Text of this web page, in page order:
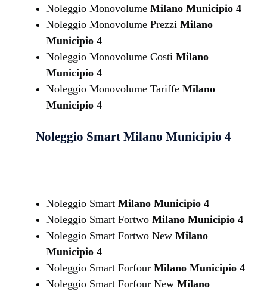
Noleggio Monovolume Milano Municipio 4
Noleggio Monovolume Prezzi Milano
Municipio 4
Noleggio Monovolume Costi Milano
Municipio 4
Noleggio Monovolume Tariffe Milano
Municipio 4
Noleggio Smart Milano Municipio 4
Noleggio Smart Milano Municipio 4
Noleggio Smart Fortwo Milano Municipio 4
Noleggio Smart Fortwo New Milano
Municipio 4
Noleggio Smart Forfour Milano Municipio 4
Noleggio Smart Forfour New Milano